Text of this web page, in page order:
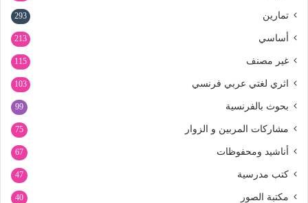
تمارين 293
أساسي 213
غير مصنف 115
اثري لغتي عربي فرنسي 103
بحوث بالفرنسية 99
مشاركات المربين و الزوار 75
أناشيد ومحفوظات 67
كتب مدرسية 47
مكتبة الصور 40